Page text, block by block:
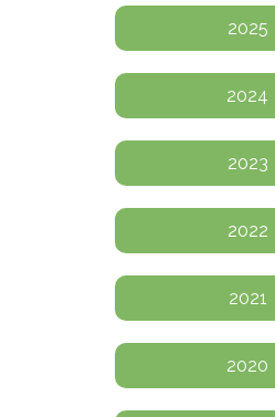
2025
2024
2023
2022
2021
2020